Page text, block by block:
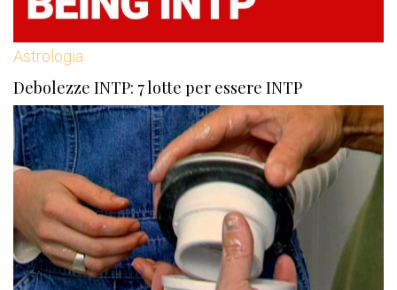
Astrologia
Debolezze INTP: 7 lotte per essere INTP